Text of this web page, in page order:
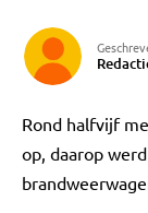
Rond halfvijf
op, daarop